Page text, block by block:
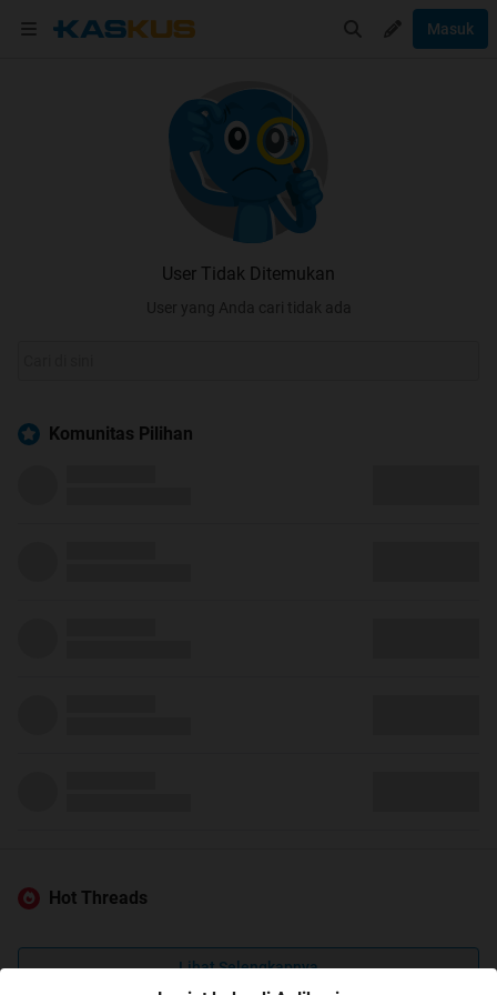
Masuk
User Tidak Ditemukan
User yang Anda cari tidak ada
Komunitas Pilihan
Hot Threads
Lihat Selengkapnya